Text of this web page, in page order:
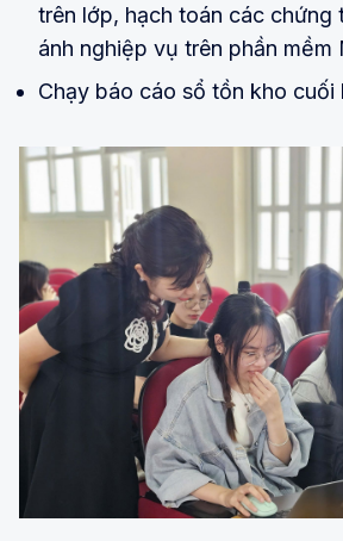
trên lớp, hạch toán các chứng
ánh nghiệp vụ trên phần mềm
Chạy báo cáo sổ tồn kho cuối